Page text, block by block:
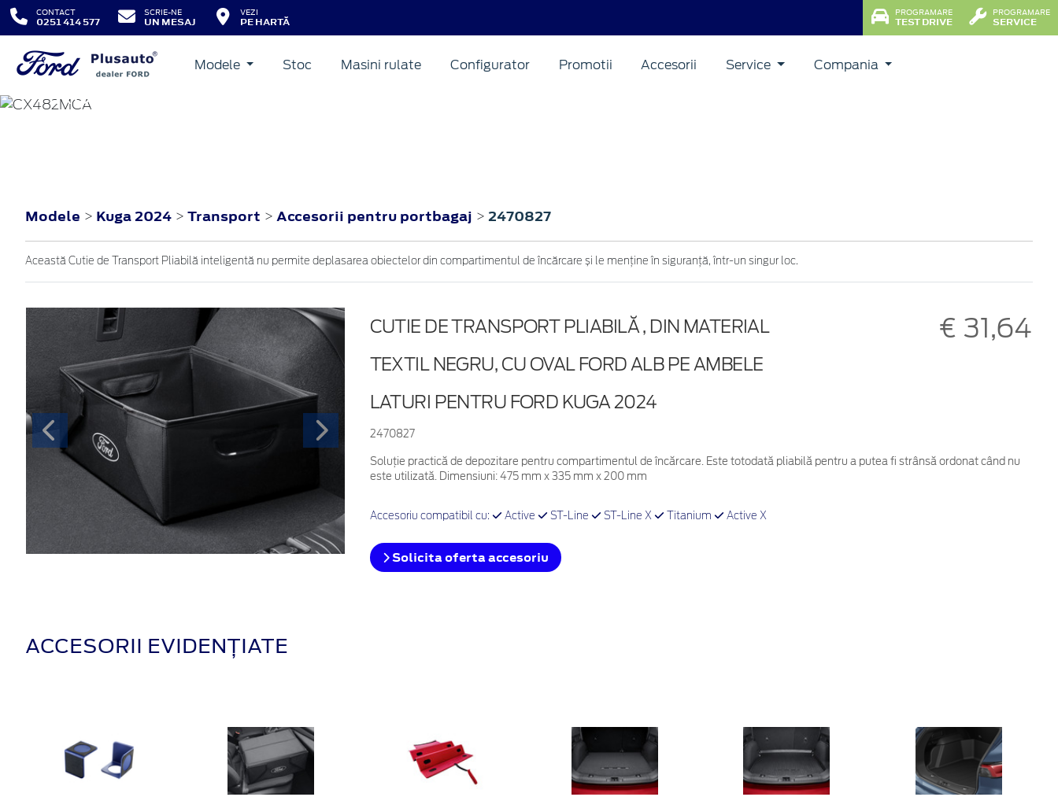
CONTACT
0251 414 577
SCRIE-NE
UN MESAJ
VEZI
PE HARTĂ
PROGRAMARE
TEST DRIVE
PROGRAMARE
SERVICE
Modele Stoc Masini rulate Configurator Promotii Accesorii Service Compania
KUGA
Modele > Kuga 2024 > Transport > Accesorii pentru portbagaj > 2470827
Această Cutie de Transport Pliabilă inteligentă nu permite deplasarea obiectelor din compartimentul de încărcare și le menține în siguranță, într-un singur loc.
CUTIE DE TRANSPORT PLIABILĂ , DIN MATERIAL
TEXTIL NEGRU, CU OVAL FORD ALB PE AMBELE
LATURI PENTRU FORD KUGA 2024
2470827
€ 31,64
Soluție practică de depozitare pentru compartimentul de încărcare. Este totodată pliabilă pentru a putea fi strânsă ordonat când nu
este utilizată. Dimensiuni: 475 mm x 335 mm x 200 mm
Accesoriu compatibil cu: Active ST-Line ST-Line X Titanium Active X
Solicita oferta accesoriu
ACCESORII EVIDENȚIATE